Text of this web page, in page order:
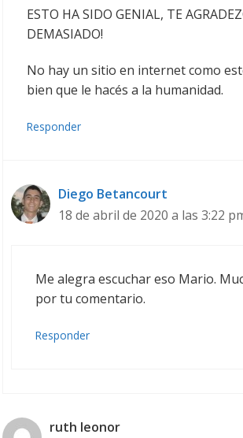
ESTO HA SIDO GENIAL, TE
DEMASIADO!
No hay un sitio en internet como
bien que le hacés a la humanidad.
Responder
Diego Betancourt
18 de abril de 2020 a las 3:22
Me alegra escuchar eso Mario.
por tu comentario.
Responder
ruth leonor